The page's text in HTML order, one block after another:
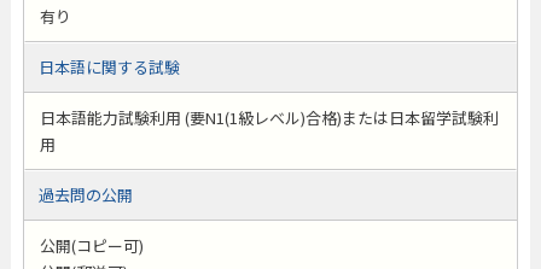
有り
日本語に関する試験
日本語能力試験利用 (要N1(1級レベル)合格)または日本留学試験利
用
過去問の公開
公開(コピー可)